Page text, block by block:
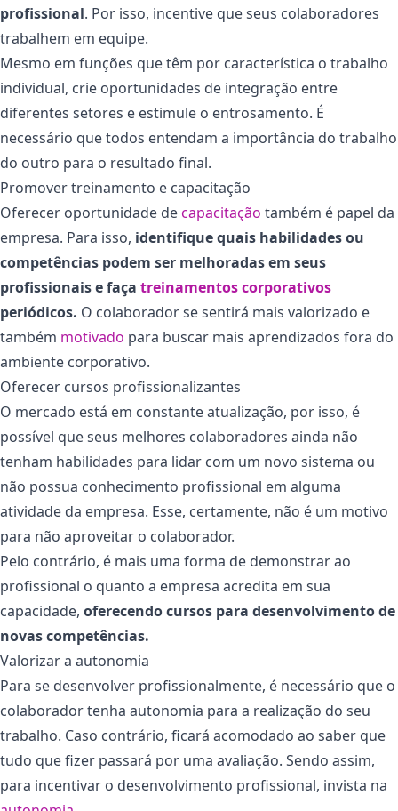
profissional. Por isso, incentive que seus colaboradores
trabalhem em equipe.
Mesmo em funções que têm por característica o trabalho
individual, crie oportunidades de integração entre
diferentes setores e estimule o entrosamento. É
necessário que todos entendam a importância do trabalho
do outro para o resultado final.
Promover treinamento e capacitação
Oferecer oportunidade decapacitação também é papel da
empresa. Para isso, identifique quais habilidades ou
competências podem ser melhoradas em seus
profissionais e faça treinamentos corporativos
periódicos. O colaborador se sentirá mais valorizado e
também motivado para buscar mais aprendizados fora do
ambiente corporativo.
Oferecer cursos profissionalizantes
O mercado está em constante atualização, por isso, é
possível que seus melhores colaboradores ainda não
tenham habilidades para lidar com um novo sistema ou
não possua conhecimento profissional em alguma
atividade da empresa. Esse, certamente, não é um motivo
para não aproveitar o colaborador.
Pelo contrário, é mais uma forma de demonstrar ao
profissional o quanto a empresa acredita em sua
capacidade, oferecendo cursos para desenvolvimento de
novas competências.
Valorizar a autonomia
Para se desenvolver profissionalmente, é necessário que o
colaborador tenha autonomia para a realização do seu
trabalho. Caso contrário, ficará acomodado ao saber que
tudo que fizer passará por uma avaliação. Sendo assim,
para incentivar o desenvolvimento profissional, invista na